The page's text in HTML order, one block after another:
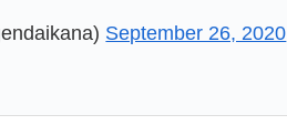
September 26, 2020